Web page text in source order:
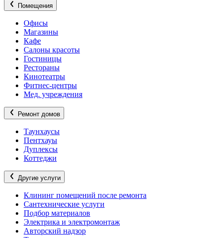
Помещения
Офисы
Магазины
Кафе
Салоны красоты
Гостиницы
Рестораны
Кинотеатры
Фитнес-центры
Мед. учреждения
Ремонт домов
Таунхаусы
Пентхауы
Дуплексы
Коттеджи
Другие услуги
Клининг помещений после ремонта
Сантехнические услуги
Подбор материалов
Электрика и электромонтаж
Авторский надзор